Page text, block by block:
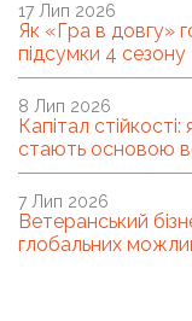
Як «Гра в довгу»
підсумки 4 сезону
17 Лип 2026
Капітал
стають основою
8 Лип 2026
Ветеранський
глобальних
7 Лип 2026